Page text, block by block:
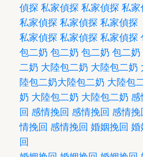
偵探 私家偵探 私家偵探 私家
私家偵探 私家偵探 私家偵探
私家偵探 私家偵探 私家偵探
包二奶 包二奶 包二奶 包二奶
二奶 大陸包二奶 大陸包二奶
陸包二奶大陸包二奶 大陸包
奶 大陸包二奶 大陸包二奶 感
回 感情挽回 感情挽回 感情挽
情挽回 感情挽回 婚姻挽回 婚
回